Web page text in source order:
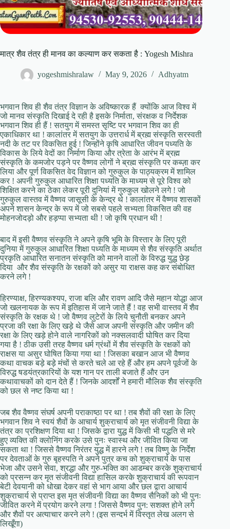
मात्र शैव तंत्र ही मानव का कल्याण कर सकता है : Yogesh Mishra
yogeshmishralaw May 9, 2026 Adhyatm
भगवान शिव ही शैव तंत्र विज्ञान के अविष्कारक हैं क्योंकि आज विश्व में
जो मानव संस्कृति दिखाई दे रही है इसके निर्माता, संरक्षक व निर्देशक
भगवान शिव ही हैं ! सतयुग में समस्त सृष्टि पर भगवान शिव का ही
एकाधिकार था ! कालांतर में सतयुग के उत्तरार्ध में ब्रह्म संस्कृति सरस्वती
नदी के तट पर विकसित हुई ! जिन्होंने कृषि आधारित जीवन पध्यति के
विकास के लिये वेदों का निर्माण किया और त्रेता के आरंभ में ब्रह्म
संस्कृति के कमजोर पड़ने पर वैष्णव लोगों ने ब्रह्म संस्कृति पर कब्ज़ा कर
लिया और पूर्ण विकसित वेद विज्ञान को गुरुकुल के पाठ्यक्रम में शामिल
कर ! अपनी गुरुकुल आधारित शिक्षा पध्यति के माध्यम से पूरे विश्व को
शिक्षित करने का ठेका लेकर पूरी दुनियां में गुरुकुल खोलने लगे ! जो
गुरुकुल वास्तव में वैष्णव जासूसी के केन्द्र थे ! कालांतर में वैष्णव शासकों
अपने शासन केन्द्र के रूप में जो सबसे पहले सभ्यता विकसित की वह
मोहनजोदड़ो और हड़प्पा सभ्यता थी ! जो कृषि प्रधान थी !
बाद में इसी वैष्णव संस्कृति ने अपने कृषि भूमि के विस्तार के लिए पूरी
दुनिया में गुरुकुल आधारित शिक्षा पध्यति के माध्यम से शैव संस्कृति अर्थात
प्रकृति आधारित सनातन संस्कृति को मानने वालों के विरुद्ध युद्ध छेड़
दिया और शैव संस्कृति के रक्षकों को असुर या राक्षस कह कर संबोधित
करने लगे !
हिरण्याक्ष, हिरण्यकश्यप, राजा बलि और रावण आदि जैसे महान योद्धा आज
जो खलनायक के रूप में इतिहास में जाने जाते हैं ! वह सभी वास्तव में शैव
संस्कृति के रक्षक थे ! जो वैष्णव लुटेरों के लिये चुनौती बनकर अपने
प्रजा की रक्षा के लिए खड़े थे जैसे आज अपनी संस्कृति और जमीन की
रक्षा के लिए खड़े होने वाले नागरिकों को नक्सलवादी घोषित कर दिया
गया है ! ठीक उसी तरह वैष्णव धर्म ग्रंथों में शैव संस्कृति के रक्षकों को
राक्षस या असुर घोषित किया गया था ! जिसका बखान आज भी वैष्णव
कथा वाचक बड़े बड़े मंचों से करते चले आ रहे हैं और हम अपने पूर्वजों के
विरुद्ध षडयंत्रकारियों के यश गान पर ताली बजाते हैं और उन
कथावाचकों को दान देते हैं ! जिनके आदर्शों ने हमारी मौलिक शैव संस्कृति
को छल से नष्ट किया था !
जब शैव वैष्णव संघर्ष अपनी पराकाष्ठा पर था ! तब शैवों की रक्षा के लिए
भगवान शिव ने स्वयं शैवों के आचार्य शुक्राचार्य को मृत संजीवनी विद्या के
तंत्र का प्रशिक्षण दिया था ! जिसके द्वारा युद्ध में किसी भी पद्धति से मरे
हुए व्यक्ति की क्लोनिंग करके उसे पुनः स्वास्थ और जीवित किया जा
सकता था ! जिससे वैष्णव निरंतर युद्ध में हारने लगे ! तब विष्णु के निर्देश
पर देवताओं के गुरु बृहस्पति ने अपने पुत्र कच को शुक्राचार्य के पास
भेजा और उसने सेवा, श्रद्धा और गुरु-भक्ति का आडम्बर करके शुक्राचार्य
को प्रसन्न कर मृत संजीवनी विद्या हासिल करके शुक्राचार्य की रूपवान
बेटी देवयानी को धोखा देकर वहां से भाग आया और छल द्वारा आचार्य
शुक्राचार्य से प्राप्त इस मृत संजीवनी विद्या का वैष्णव सैनिकों को भी पुनः
जीवित करने में प्रयोग करने लगा ! जिससे वैष्णव पुन: सशक्त होने लगे
और शैवों पर अत्याचार करने लगे ! (इस सन्दर्भ में विस्तृत लेख अलग से
लिखूँगा)